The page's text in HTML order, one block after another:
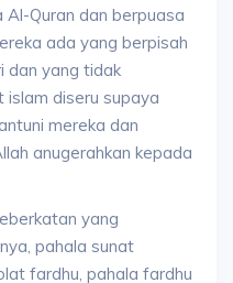
Quran dan berpuasa
ada yang berpisah
dan yang tidak
islam diseru supaya
mereka dan
anugerahkan kepada
yang
pahala sunat
fardhu, pahala fardhu